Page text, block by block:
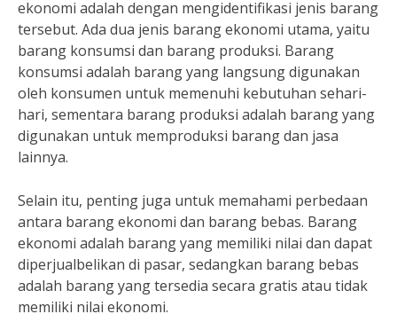
ekonomi adalah dengan mengidentifikasi jenis barang
tersebut. Ada dua jenis barang ekonomi utama, yaitu
barang konsumsi dan barang produksi. Barang
konsumsi adalah barang yang langsung digunakan
oleh konsumen untuk memenuhi kebutuhan sehari-
hari, sementara barang produksi adalah barang yang
digunakan untuk memproduksi barang dan jasa
lainnya.
Selain itu, penting juga untuk memahami perbedaan
antara barang ekonomi dan barang bebas. Barang
ekonomi adalah barang yang memiliki nilai dan dapat
diperjualbelikan di pasar, sedangkan barang bebas
adalah barang yang tersedia secara gratis atau tidak
memiliki nilai ekonomi.